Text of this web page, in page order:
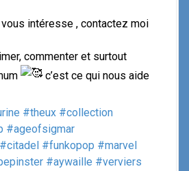
intéresse , contactez moi
commenter et surtout
c’est ce qui nous aide
#theux #collection
#ageofsigmar
#citadel #funkopop #marvel
#aywaille #verviers